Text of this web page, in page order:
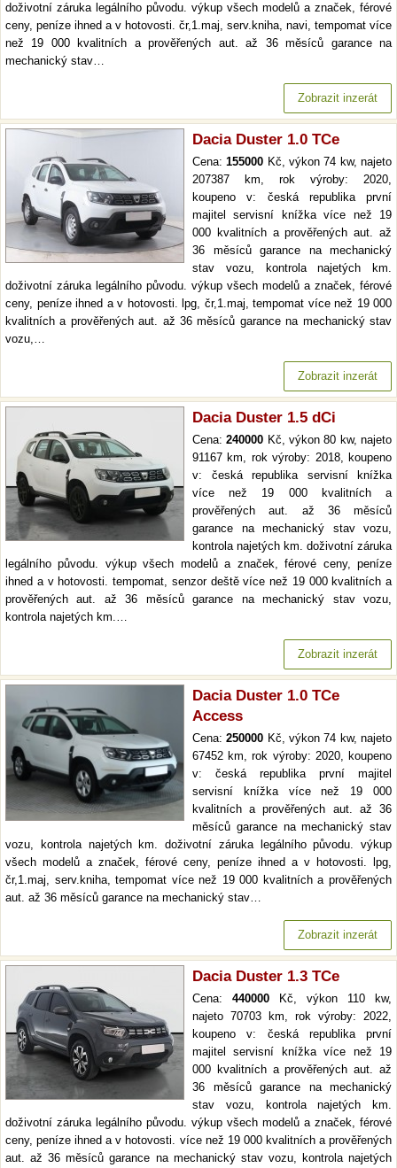
doživotní záruka legálního původu. výkup všech modelů a značek, férové
ceny, peníze ihned a v hotovosti. čr,1.maj, serv.kniha, navi, tempomat více
než 19 000 kvalitních a prověřených aut. až 36 měsíců garance na
mechanický stav…
Zobrazit inzerát
Dacia Duster 1.0 TCe
Cena:155000 Kč, výkon 74 kw, najeto
207387 km, rok výroby: 2020,
koupeno v: česká republika první
majitel servisní knížka více než 19
000 kvalitních a prověřených aut. až
36 měsíců garance na mechanický
stav vozu, kontrola najetých km.
doživotní záruka legálního původu. výkup všech modelů a značek, férové
ceny, peníze ihned a v hotovosti. lpg, čr,1.maj, tempomat více než 19 000
kvalitních a prověřených aut. až 36 měsíců garance na mechanický stav
vozu,…
Zobrazit inzerát
Dacia Duster 1.5 dCi
Cena:240000 Kč, výkon 80 kw, najeto
91167 km, rok výroby: 2018, koupeno
v: česká republika servisní knížka
více než 19 000 kvalitních a
prověřených aut. až 36 měsíců
garance na mechanický stav vozu,
kontrola najetých km. doživotní záruka
legálního původu. výkup všech modelů a značek, férové ceny, peníze
ihned a v hotovosti. tempomat, senzor deště více než 19 000 kvalitních a
prověřených aut. až 36 měsíců garance na mechanický stav vozu,
kontrola najetých km.…
Zobrazit inzerát
Dacia Duster 1.0 TCe
Access
Cena:250000 Kč, výkon 74 kw, najeto
67452 km, rok výroby: 2020, koupeno
v: česká republika první majitel
servisní knížka více než 19 000
kvalitních a prověřených aut. až 36
měsíců garance na mechanický stav
vozu, kontrola najetých km. doživotní záruka legálního původu. výkup
všech modelů a značek, férové ceny, peníze ihned a v hotovosti. lpg,
čr,1.maj, serv.kniha, tempomat více než 19 000 kvalitních a prověřených
aut. až 36 měsíců garance na mechanický stav…
Zobrazit inzerát
Dacia Duster 1.3 TCe
Cena: 440000 Kč, výkon 110 kw,
najeto 70703 km, rok výroby: 2022,
koupeno v: česká republika první
majitel servisní knížka více než 19
000 kvalitních a prověřených aut. až
36 měsíců garance na mechanický
stav vozu, kontrola najetých km.
doživotní záruka legálního původu. výkup všech modelů a značek, férové
ceny, peníze ihned a v hotovosti. více než 19 000 kvalitních a prověřených
aut. až 36 měsíců garance na mechanický stav vozu, kontrola najetých